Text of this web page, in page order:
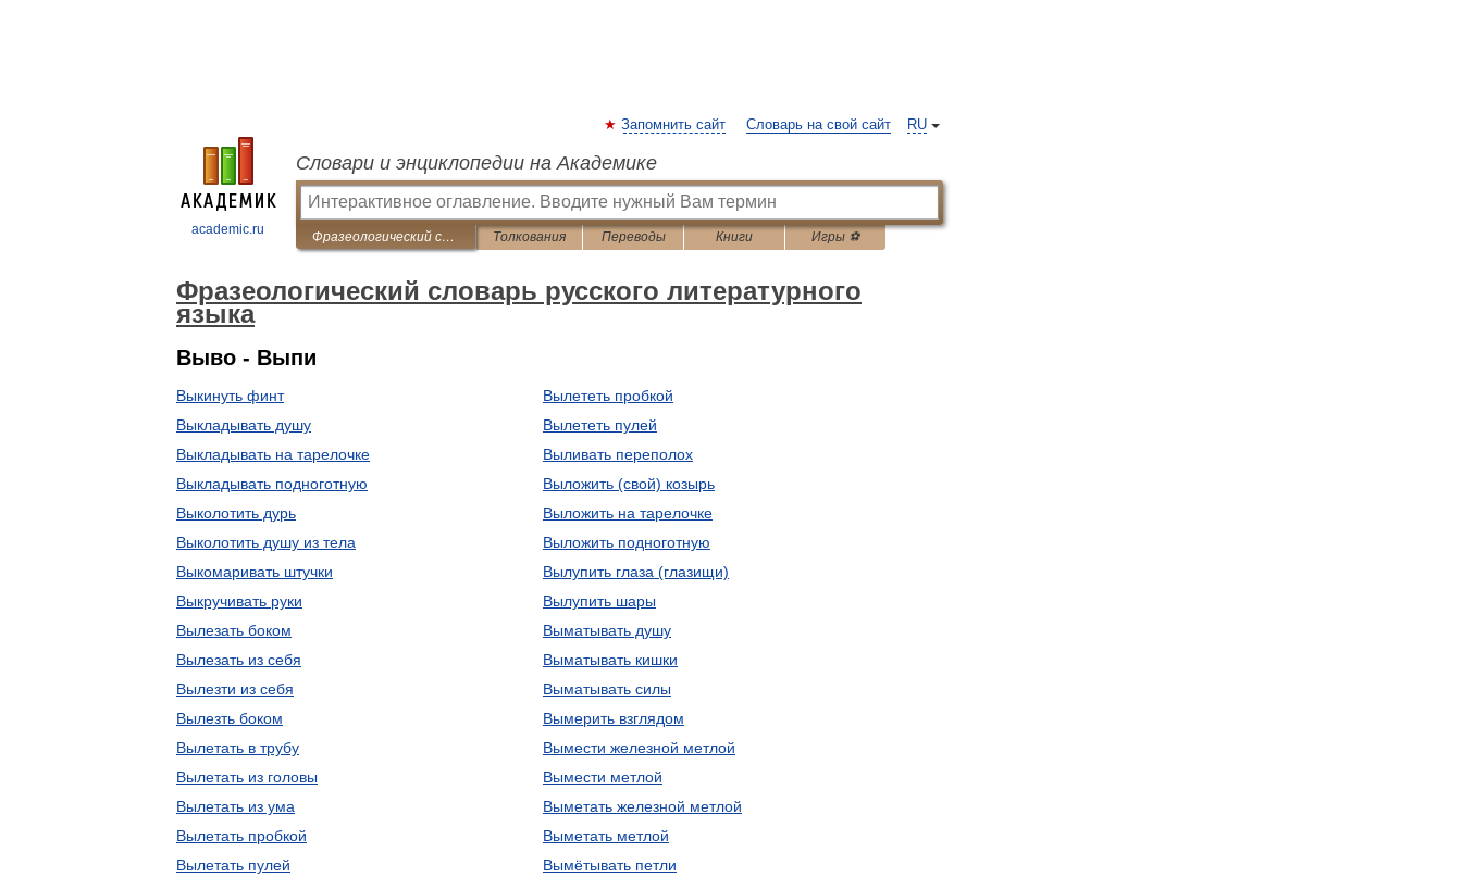
academic.ru
RU
Запомнить сайт Словарь на свой сайт
Словари и энциклопедии на Академике
Фразеологический словарь русского литературного языка Толкования Переводы Книги Игры ⚽
Фразеологический словарь русского литературного
языка
Выво - Выпи
Выкинуть финт
Выкладывать душу
Выкладывать на тарелочке
Выкладывать подноготную
Выколотить дурь
Выколотить душу из тела
Выкомаривать штучки
Выкручивать руки
Вылезать боком
Вылезать из себя
Вылезти из себя
Вылезть боком
Вылетать в трубу
Вылетать из головы
Вылетать из ума
Вылетать пробкой
Вылетать пулей
Вылететь пробкой
Вылететь пулей
Выливать переполох
Выложить (свой) козырь
Выложить на тарелочке
Выложить подноготную
Вылупить глаза (глазищи)
Вылупить шары
Выматывать душу
Выматывать кишки
Выматывать силы
Вымерить взглядом
Вымести железной метлой
Вымести метлой
Выметать железной метлой
Выметать метлой
Вымётывать петли